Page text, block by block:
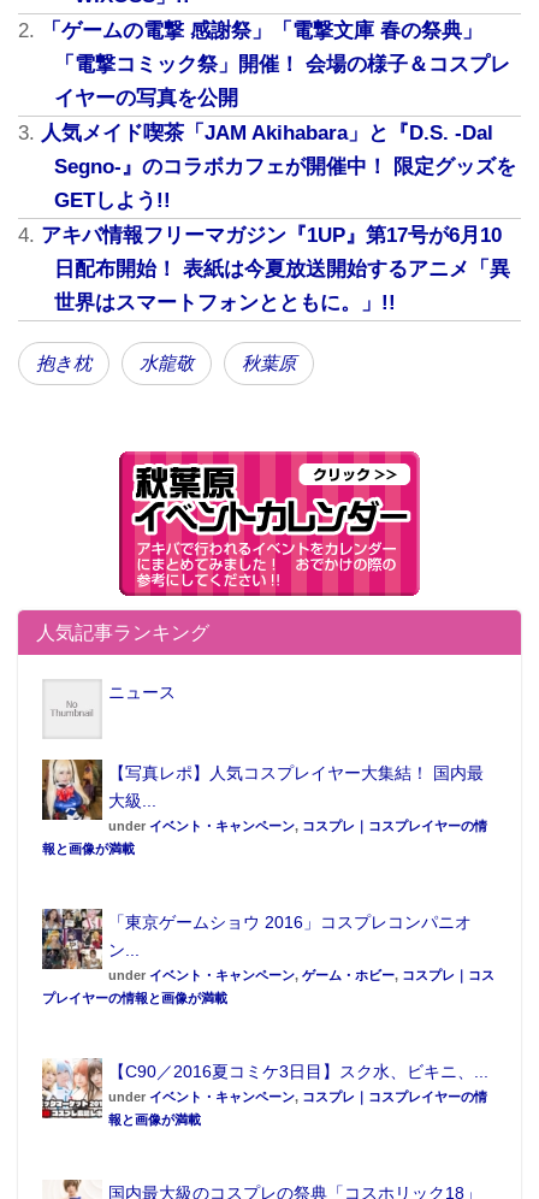
「ゲームの電撃 感謝祭」「電撃文庫 春の祭典」
「電撃コミック祭」開催！ 会場の様子＆コスプレ
イヤーの写真を公開
人気メイド喫茶「JAM Akihabara」と『D.S. -Dal
Segno-』のコラボカフェが開催中！ 限定グッズを
GETしよう!!
アキバ情報フリーマガジン『1UP』第17号が6月10
日配布開始！ 表紙は今夏放送開始するアニメ「異
世界はスマートフォンとともに。」!!
抱き枕 水龍敬 秋葉原
人気記事ランキング
ニュース
【写真レポ】人気コスプレイヤー大集結！ 国内最
大級...
under イベント・キャンペーン, コスプレ｜コスプレイヤーの情
報と画像が満載
「東京ゲームショウ 2016」コスプレコンパニオ
ン...
under イベント・キャンペーン, ゲーム・ホビー, コスプレ｜コス
プレイヤーの情報と画像が満載
【C90／2016夏コミケ3日目】スク水、ビキニ、...
under イベント・キャンペーン, コスプレ｜コスプレイヤーの情
報と画像が満載
国内最大級のコスプレの祭典「コスホリック18」